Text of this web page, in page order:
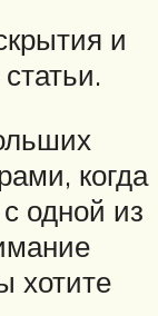
и
когда
одной из
хотите